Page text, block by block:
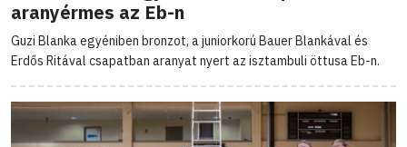
aranyérmes az Eb-n
Guzi Blanka egyéniben bronzot, a juniorkorú Bauer Blankával és
Erdős Ritával csapatban aranyat nyert az isztambuli öttusa Eb-n.